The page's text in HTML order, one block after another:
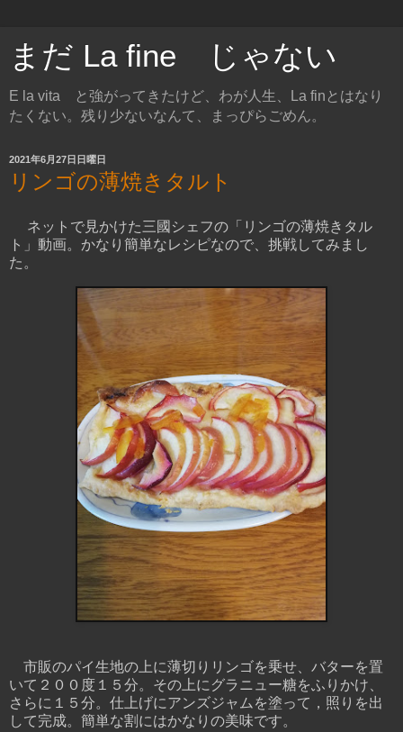
まだ La fine じゃない
E la vita と強がってきたけど、わが人生、La finとはなり
たくない。残り少ないなんて、まっぴらごめん。
2021年6月27日日曜日
リンゴの薄焼きタルト
ネットで見かけた三國シェフの「リンゴの薄焼きタル
ト」動画。かなり簡単なレシピなので、挑戦してみまし
た。
市販のパイ生地の上に薄切りリンゴを乗せ、バターを置
いて２００度１５分。その上にグラニュー糖をふりかけ、
さらに１５分。仕上げにアンズジャムを塗って，照りを出
して完成。簡単な割にはかなりの美味です。